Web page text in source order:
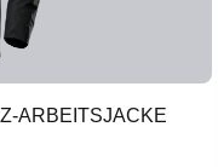
ARBEITSJACKE